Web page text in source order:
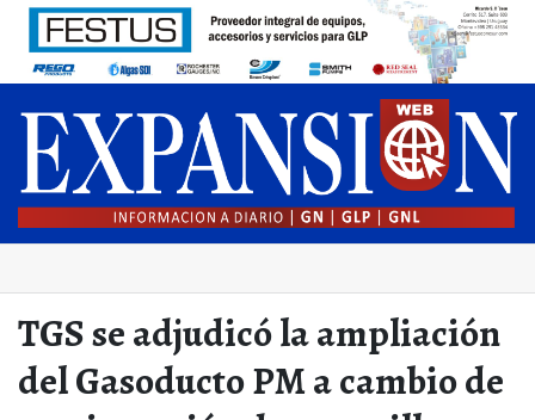
TGS se adjudicó la ampliación
del Gasoducto PM a cambio de